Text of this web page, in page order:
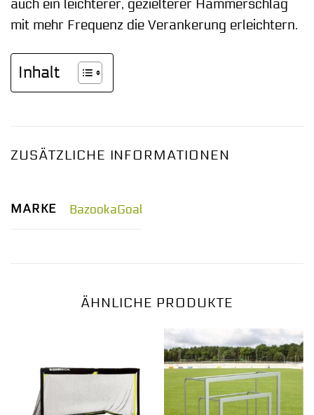
auch ein leichterer, gezielterer Hammerschlag
mit mehr Frequenz die Verankerung erleichtern.
Inhalt
ZUSÄTZLICHE INFORMATIONEN
MARKE BazookaGoal
ÄHNLICHE PRODUKTE